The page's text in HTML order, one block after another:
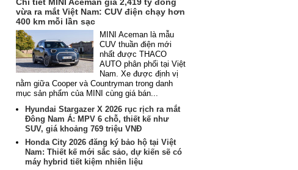
vừa ra mắt Việt Nam: CUV điện chạy hơn
400 km mỗi lần sạc
MINI Aceman là mẫu
CUV thuần điện mới
nhất được THACO
AUTO phân phối tại Việt
Nam. Xe được định vị
nằm giữa Cooper và Countryman trong danh
mục sản phẩm của MINI cùng giá bán...
Hyundai Stargazer X 2026 rục rịch ra mắt
Đông Nam Á: MPV 6 chỗ, thiết kế như
SUV, giá khoảng 769 triệu VNĐ
Honda City 2026 đăng ký bảo hộ tại Việt
Nam: Thiết kế mới sắc sảo, dự kiến sẽ có
máy hybrid tiết kiệm nhiên liệu